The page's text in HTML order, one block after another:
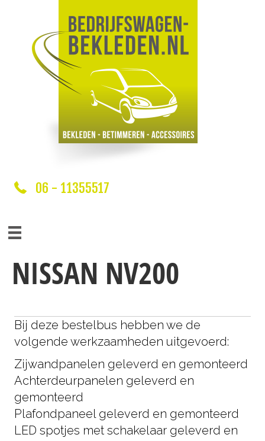
06 - 11355517
NISSAN NV200
Bij deze bestelbus hebben we de
volgende werkzaamheden uitgevoerd:
Zijwandpanelen geleverd en gemonteerd
Achterdeurpanelen geleverd en
gemonteerd
Plafondpaneel geleverd en gemonteerd
LED spotjes met schakelaar geleverd en